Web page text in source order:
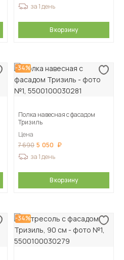
за 1 день
В корзину
-34%
Полка навесная с фасадом
Тризиль
Цена
7 690 5 050
за 1 день
В корзину
-34%